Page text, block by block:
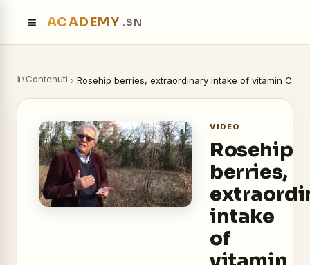
≡ ACADEMY .SN
Contenuti › Rosehip berries, extraordinary intake of vitamin C
VIDEO
Rosehip
berries,
intake
of